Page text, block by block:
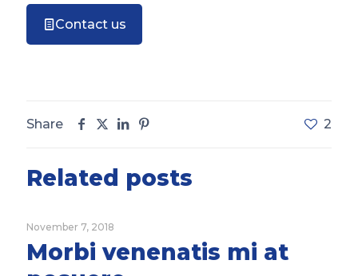
Contact us
Share 2
Related posts
November 7, 2018
Morbi venenatis mi at